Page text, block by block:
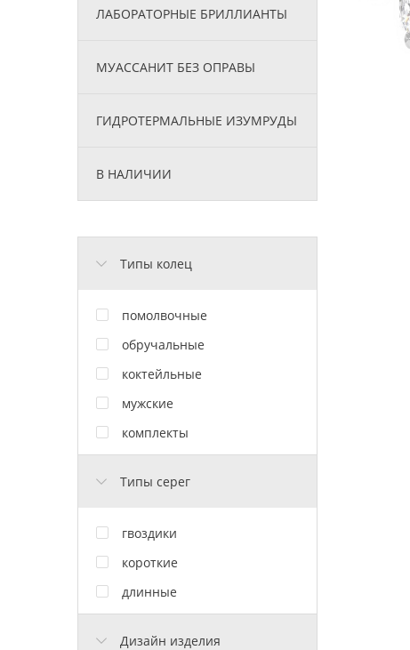
ЛАБОРАТОРНЫЕ БРИЛЛИАНТЫ
МУАССАНИТ БЕЗ ОПРАВЫ
ГИДРОТЕРМАЛЬНЫЕ ИЗУМРУДЫ
В НАЛИЧИИ
Типы колец
помолвочные
обручальные
коктейльные
мужские
комплекты
Типы серег
гвоздики
короткие
длинные
Дизайн изделия